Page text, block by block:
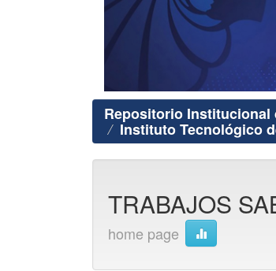
Repositorio Institucional
Instituto Tecnológico
TRABAJOS
home page